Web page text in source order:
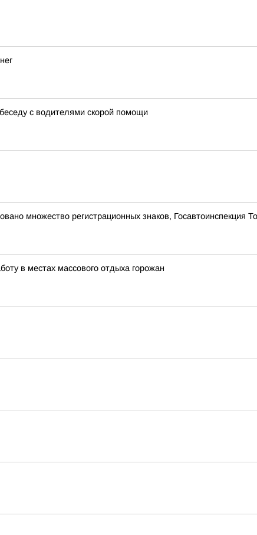
с водителями скорой помощи
множество регистрационных знаков, Госавтоинспекция
в местах массового отдыха горожан